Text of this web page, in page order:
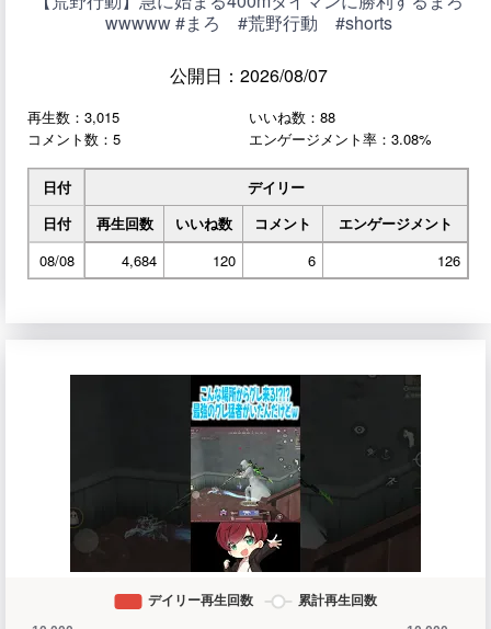
wwwww #まろ #荒野行動 #shorts
公開日：2026/08/07
再生数：3,015
いいね数：88
コメント数：5
エンゲージメント率：3.08%
日付
デイリー
日付
再生回数 いいね数 コメント
エンゲージメント
08/08
4,684 120 6 126